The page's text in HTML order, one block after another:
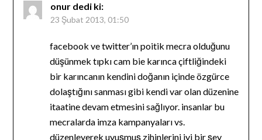
onur dedi ki:
23 Şubat 2013, 01:50
facebook ve twitter’ın poitik mecra olduğunu
düşünmek tıpkı cam bie karınca çiftliğindeki
bir karıncanın kendini doğanın içinde özgürce
dolaştığını sanması gibi kendi var olan düzenine
itaatine devam etmesini sağlıyor. insanlar bu
mecralarda imza kampanyaları vs.
düzenleyerek uyuşmuş zihinlerini iyi bir şey